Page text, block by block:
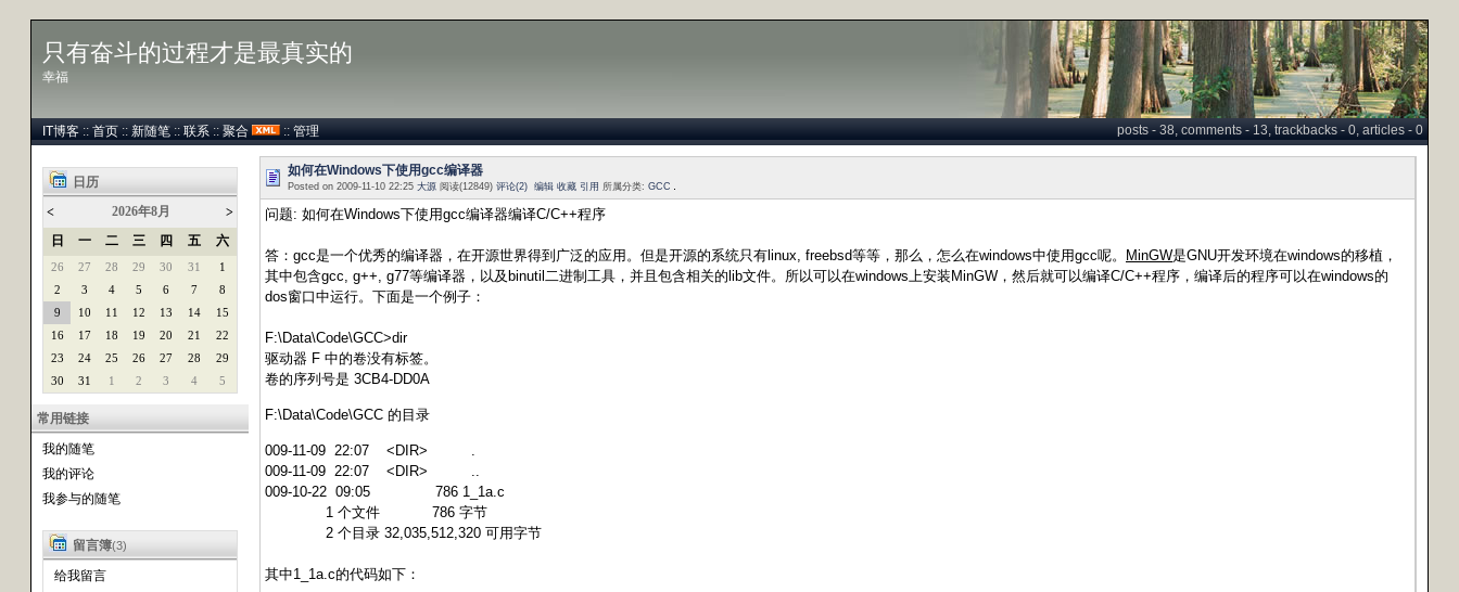
只有奋斗的过程才是最真实的
幸福
posts - 38, comments - 13, trackbacks - 0, articles - 0
IT博客 :: 首页 :: 新随笔 :: 联系 :: 聚合 :: 管理
日历
<
2026年8月
>
日
一 二 三 四 五 六
26 27 28 29 30 31
1
2
3 4 5 6 7
8
9
10 11 12 13 14
15
16
17 18 19 20 21
22
23
24 25 26 27 28
29
30
31 1 2 3 4 5
常用链接
我的随笔
我的评论
我参与的随笔
留言簿(3)
给我留言
如何在Windows下使用gcc编译器
Posted on 2009-11-10 22:25 大源 阅读(12849) 评论(2) 编辑 收藏 引用 所属分类: GCC
问题: 如何在Windows下使用gcc编译器编译C/C++程序
答：gcc是一个优秀的编译器，在开源世界得到广泛的应用。但是开源的系统只有linux, freebsd等等，那么，怎么在windows中使用gcc呢。 MinGW是GNU开发环境在windows的移植，
其中包含gcc, g++, g77等编译器，以及binutil二进制工具，并且包含相关的lib文件。所以可以在windows上安装MinGW，然后就可以编译C/C++程序，编译后的程序可以在windows的
dos窗口中运行。下面是一个例子：
F:\Data\Code\GCC>dir
驱动器 F 中的卷没有标签。
卷的序列号是 3CB4-DD0A
F:\Data\Code\GCC 的目录
009-11-09 22:07 <DIR> .
009-11-09 22:07 <DIR> ..
009-10-22 09:05 786 1_1a.c
1 个文件 786 字节
2 个目录 32,035,512,320 可用字节
其中1_1a.c的代码如下：